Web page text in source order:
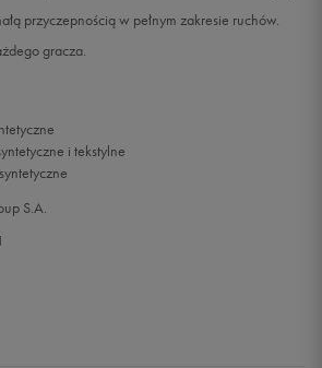
Powiadom o dostępności
przyczepnością w pełnym zakresie ruchów.
gracza.
i tekstylne
S.A.